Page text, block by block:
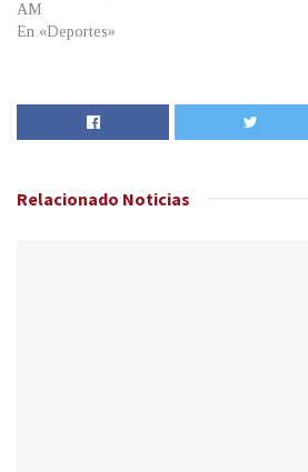
AM
En «Deportes»
Relacionado Noticias